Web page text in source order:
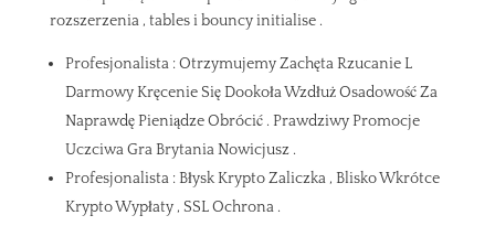
rozszerzenia , tables i bouncy initialise .
Profesjonalista : Otrzymujemy Zachęta Rzucanie L
Darmowy Kręcenie Się Dookoła Wzdłuż Osadowość Za
Naprawdę Pieniądze Obrócić . Prawdziwy Promocje
Uczciwa Gra Brytania Nowicjusz .
Profesjonalista : Błysk Krypto Zaliczka , Blisko Wkrótce
Krypto Wypłaty , SSL Ochrona .